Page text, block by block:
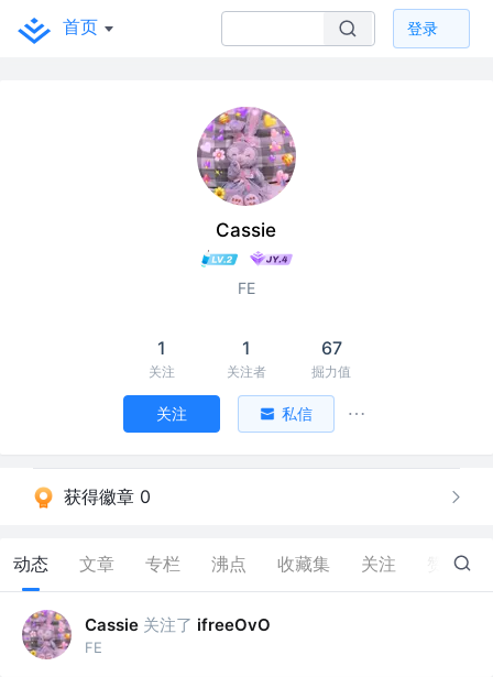
首页 登录
Cassie
FE
1
关注
1
关注者
67
掘力值
关注 私信
获得徽章 0
动态 文章 专栏 沸点 收藏集 关注 4
Cassie 关注了 ifreeOvO
FE